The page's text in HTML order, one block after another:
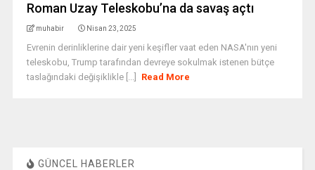
Roman Uzay Teleskobu’na da savaş açtı
muhabir Nisan 23, 2025
Evrenin derinliklerine dair yeni keşifler vaat eden NASA'nın yeni
teleskobu, Trump tarafından devreye sokulmak istenen bütçe
taslağındaki değişiklikle [...]
Read More
GÜNCEL HABERLER